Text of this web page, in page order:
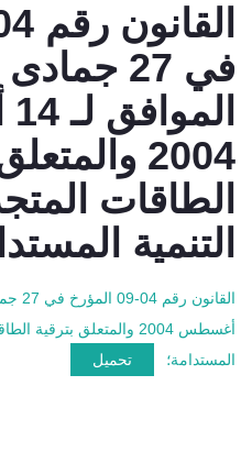
2004
الطاقات
التنمية
أغسطس 2004 والمتعلق
المستدامة؛
تحميل